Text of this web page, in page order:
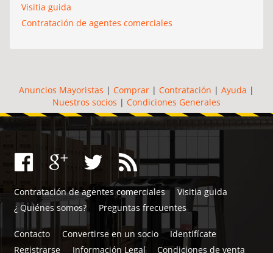
Visitia guida
Contratación de agentes comerciales
Anuncios Mayoristas | Comprar | Contratación | Ayuda |
Nuestros socios | Condiciones Generales
Contratación de agentes comerciales
Visitia guida
¿ Quiénes somos?
Preguntas frecuentes
Contacto Convertirse en un socio
Identifícate
Registrarse
Información Legal Condiciones de venta